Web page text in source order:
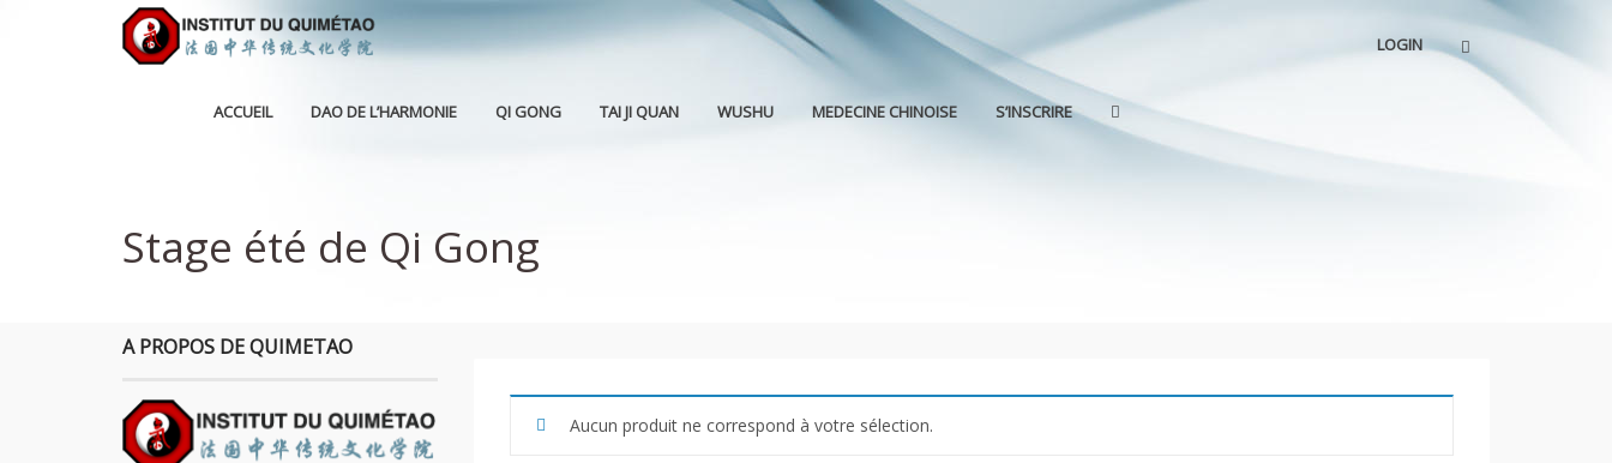
ACCUEIL DAO DE L’HARMONIE QI GONG TAI JI QUAN WUSHU MEDECINE CHINOISE S’INSCRIRE
LOGIN
Stage été de Qi Gong
Aucun produit ne correspond à votre sélection.
A PROPOS DE QUIMETAO